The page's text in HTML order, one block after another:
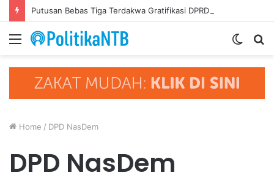
Menu
Switch
Home / DPD NasDem
DPD NasDem